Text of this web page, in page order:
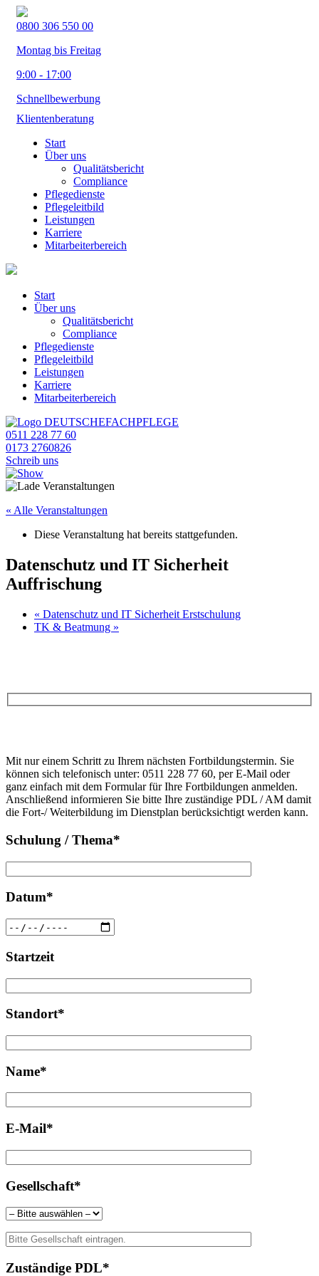
0800 306 550 00
Montag bis Freitag
9:00 - 17:00
Schnellbewerbung
Klientenberatung
Start
Über uns
Qualitätsbericht
Compliance
Pflegedienste
Pflegeleitbild
Leistungen
Karriere
Mitarbeiterbereich
Start
Über uns
Qualitätsbericht
Compliance
Pflegedienste
Pflegeleitbild
Leistungen
Karriere
Mitarbeiterbereich
0511 228 77 60
0173 2760826
Schreib uns
« Alle Veranstaltungen
Diese Veranstaltung hat bereits stattgefunden.
Datenschutz und IT Sicherheit
Auffrischung
« Datenschutz und IT Sicherheit Erstschulung
TK & Beatmung »
Feld
leer.
lasse
dieses
Feld
leer.
Mit nur einem Schritt zu Ihrem nächsten Fortbildungstermin. Sie
können sich telefonisch unter: 0511 228 77 60, per E-Mail oder
ganz einfach mit dem Formular für Ihre Fortbildungen anmelden.
Anschließend informieren Sie bitte Ihre zuständige PDL / AM damit
die Fort-/ Weiterbildung im Dienstplan berücksichtigt werden kann.
Schulung / Thema*
Datum*
Startzeit
Standort*
Name*
E-Mail*
Gesellschaft*
Zuständige PDL*